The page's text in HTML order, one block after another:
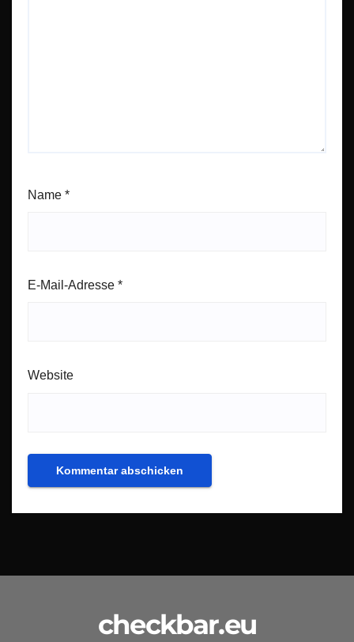
Name *
E-Mail-Adresse *
Website
checkbar.eu